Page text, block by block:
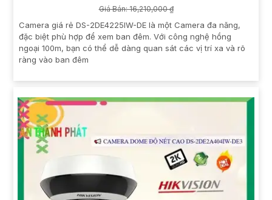
Giá Bán: 16,210,000 ₫
Camera giá rẻ DS-2DE4225IW-DE là một Camera đa năng,
đặc biệt phù hợp để xem ban đêm. Với công nghệ hồng
ngoại 100m, bạn có thể dễ dàng quan sát các vị trí xa và rõ
ràng vào ban đêm